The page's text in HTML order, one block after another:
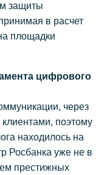
защиты
в расчет
площадки
цифрового
через
поэтому
находилось на
Росбанка уже не в
престижных